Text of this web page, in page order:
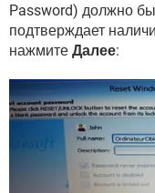
Password) должно
подтверждает
нажмите Далее: